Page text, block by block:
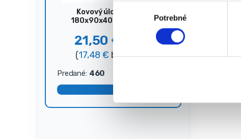
e
r
l
Potrebné
Kovový úložný regál,
180x90x40 cm, 875 kg,
21,50 €
(17,48€ bez DPH)
Predané: 460